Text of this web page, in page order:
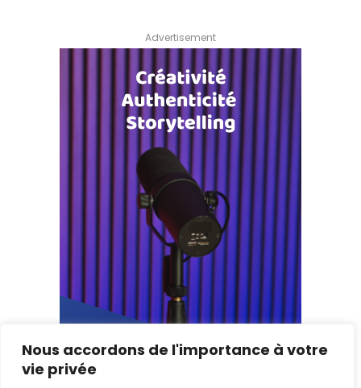
Nous accordons de l'importance à votre
vie privée
Advertisement